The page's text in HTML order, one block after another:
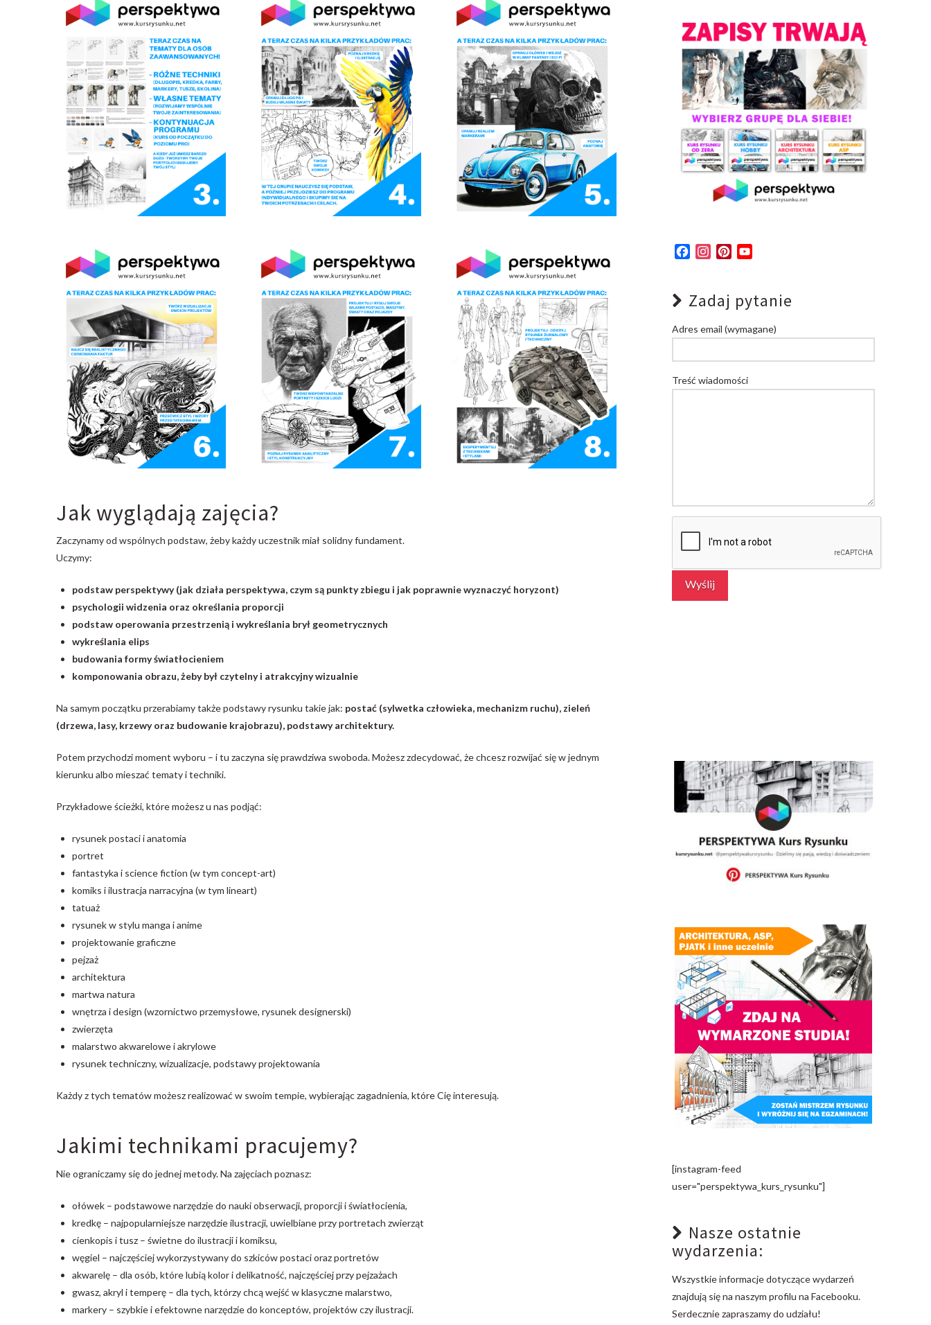
Jak wyglądają zajęcia?
Zaczynamy od wspólnych podstaw, żeby każdy uczestnik miał solidny fundament.
Uczymy:
podstaw perspektywy (jak działa perspektywa, czym są punkty zbiegu i jak poprawnie wyznaczyć horyzont)
psychologii widzenia oraz określania proporcji
podstaw operowania przestrzenią i wykreślania brył geometrycznych
wykreślania elips
budowania formy światłocieniem
komponowania obrazu, żeby był czytelny i atrakcyjny wizualnie
Na samym początku przerabiamy także podstawy rysunku takie jak: postać (sylwetka człowieka, mechanizm ruchu), zieleń
(drzewa, lasy, krzewy oraz budowanie krajobrazu), podstawy architektury.
Potem przychodzi moment wyboru – i tu zaczyna się prawdziwa swoboda. Możesz zdecydować, że chcesz rozwijać się w jednym
kierunku albo mieszać tematy i techniki.
Przykładowe ścieżki, które możesz u nas podjąć:
rysunek postaci i anatomia
portret
fantastyka i science fiction (w tym concept-art)
komiks i ilustracja narracyjna (w tym lineart)
tatuaż
rysunek w stylu manga i anime
projektowanie graficzne
pejzaż
architektura
martwa natura
wnętrza i design (wzornictwo przemysłowe, rysunek designerski)
zwierzęta
malarstwo akwarelowe i akrylowe
rysunek techniczny, wizualizacje, podstawy projektowania
Każdy z tych tematów możesz realizować w swoim tempie, wybierając zagadnienia, które Cię interesują.
Jakimi technikami pracujemy?
Nie ograniczamy się do jednej metody. Na zajęciach poznasz:
ołówek – podstawowe narzędzie do nauki obserwacji, proporcji i światłocienia,
kredkę – najpopularniejsze narzędzie ilustracji, uwielbiane przy portretach zwierząt
cienkopis i tusz – świetne do ilustracji i komiksu,
węgiel – najczęściej wykorzystywany do szkiców postaci oraz portretów
akwarelę – dla osób, które lubią kolor i delikatność, najczęściej przy pejzażach
gwasz, akryl i temperę – dla tych, którzy chcą wejść w klasyczne malarstwo,
markery – szybkie i efektowne narzędzie do konceptów, projektów czy ilustracji.
FacebookInstagramPinterest
Zadaj pytanie
Adres email (wymagane)
Treść wiadomości
[instagram-feed
user="perspektywa_kurs_rysunku"]
Nasze ostatnie
wydarzenia:
Wszystkie informacje dotyczące wydarzeń
znajdują się na naszym profilu na Facebooku.
Serdecznie zapraszamy do udziału!